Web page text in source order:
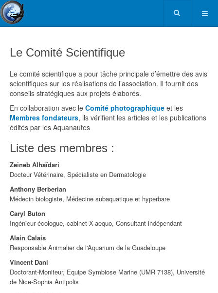
Le Comité Scientifique
Le comité scientifique a pour tâche principale d’émettre des avis
scientifiques sur les réalisations de l’association. Il fournit des
conseils stratégiques aux projets élaborés.
En collaboration avec le Comité photographique et les
Membres fondateurs, ils vérifient les articles et les publications
édités par les Aquanautes
Liste des membres :
Zeineb Alhaïdari
Docteur Vétérinaire, Spécialiste en Dermatologie
Anthony Berberian
Médecin biologiste, Médecine subaquatique et hyperbare
Caryl Buton
Ingénieur écologue, cabinet X-aequo, Consultant indépendant
Alain Calais
Responsable Animalier de l'Aquarium de la Guadeloupe
Vincent Dani
Doctorant-Moniteur, Equipe Symbiose Marine (UMR 7138), Université
de Nice-Sophia Antipolis